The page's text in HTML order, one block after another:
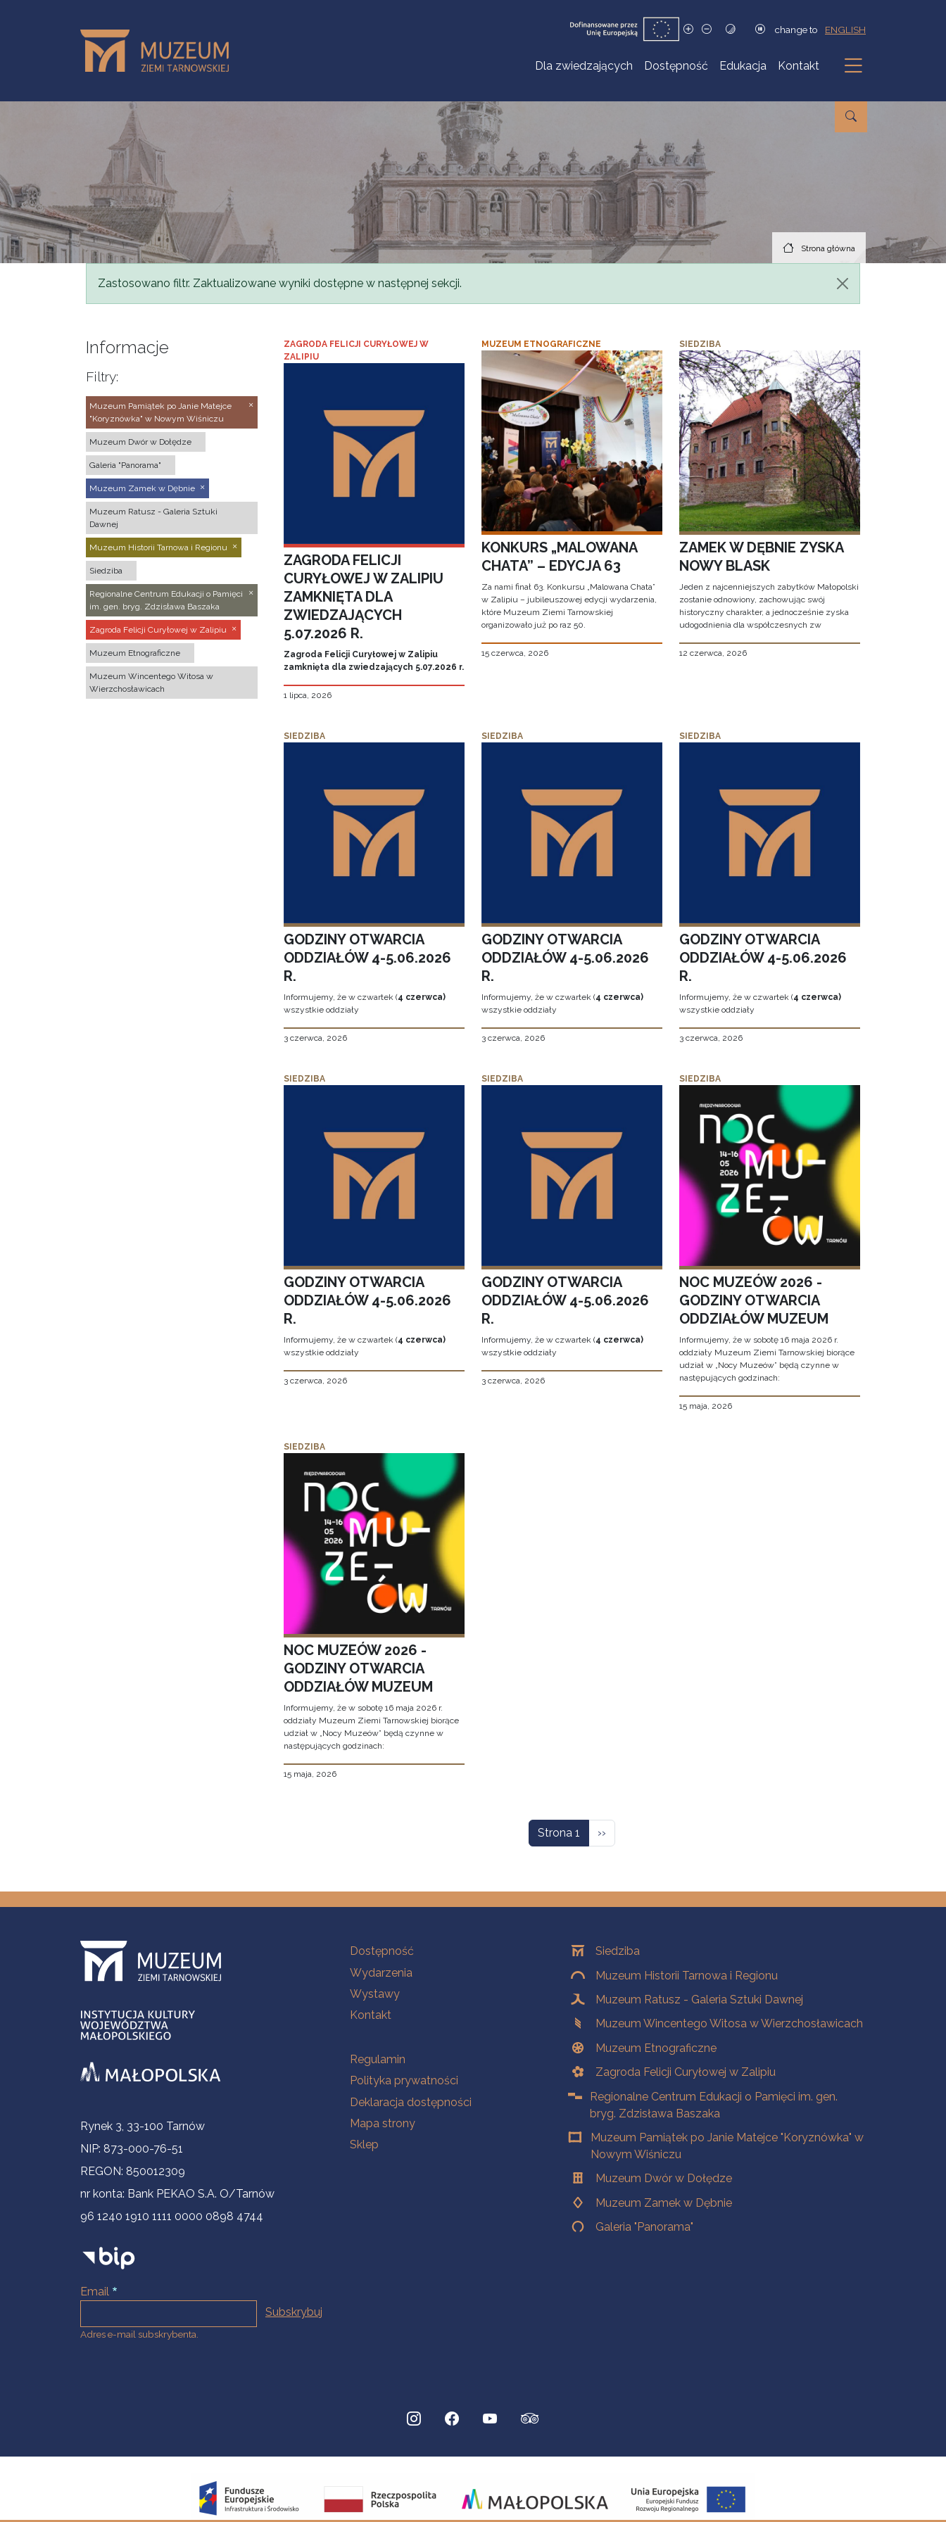
change to ENGLISH
Dla zwiedzających Dostępność Edukacja Kontakt
Podmenu
Strona główna
Komunikat
Zastosowano filtr. Zaktualizowane wyniki dostępne w następnej sekcji.
Informacje
Filtry:
Muzeum Pamiątek po Janie Matejce
"Koryznówka" w Nowym Wiśniczu
Muzeum Dwór w Dołędze
Galeria "Panorama"
Muzeum Zamek w Dębnie
Muzeum Ratusz - Galeria Sztuki
Dawnej
Muzeum Historii Tarnowa i Regionu
Siedziba
Regionalne Centrum Edukacji o Pamięci
im. gen. bryg. Zdzisława Baszaka
Zagroda Felicji Curyłowej w Zalipiu
Muzeum Etnograficzne
Muzeum Wincentego Witosa w
Wierzchosławicach
ZAGRODA FELICJI CURYŁOWEJ W
ZALIPIU
ZAGRODA FELICJI
CURYŁOWEJ W ZALIPIU
ZAMKNIĘTA DLA
ZWIEDZAJĄCYCH
5.07.2026 R.
Zagroda Felicji Curyłowej w Zalipiu
zamknięta dla zwiedzających 5.07.2026 r.
1 lipca, 2026
MUZEUM ETNOGRAFICZNE
KONKURS „MALOWANA
CHATA” – EDYCJA 63
Za nami finał 63. Konkursu „Malowana Chata”
w Zalipiu – jubileuszowej edycji wydarzenia,
które Muzeum Ziemi Tarnowskiej
organizowało już po raz 50.
15 czerwca, 2026
SIEDZIBA
ZAMEK W DĘBNIE ZYSKA
NOWY BLASK
Jeden z najcenniejszych zabytków Małopolski
zostanie odnowiony, zachowując swój
historyczny charakter, a jednocześnie zyska
udogodnienia dla współczesnych zw
12 czerwca, 2026
SIEDZIBA
GODZINY OTWARCIA
ODDZIAŁÓW 4-5.06.2026
R.
Informujemy, że w czwartek (4 czerwca)
wszystkie oddziały
3 czerwca, 2026
SIEDZIBA
GODZINY OTWARCIA
ODDZIAŁÓW 4-5.06.2026
R.
Informujemy, że w czwartek (4 czerwca)
wszystkie oddziały
3 czerwca, 2026
SIEDZIBA
GODZINY OTWARCIA
ODDZIAŁÓW 4-5.06.2026
R.
Informujemy, że w czwartek (4 czerwca)
wszystkie oddziały
3 czerwca, 2026
SIEDZIBA
GODZINY OTWARCIA
ODDZIAŁÓW 4-5.06.2026
R.
Informujemy, że w czwartek (4 czerwca)
wszystkie oddziały
3 czerwca, 2026
SIEDZIBA
GODZINY OTWARCIA
ODDZIAŁÓW 4-5.06.2026
R.
Informujemy, że w czwartek (4 czerwca)
wszystkie oddziały
3 czerwca, 2026
SIEDZIBA
NOC MUZEÓW 2026 -
GODZINY OTWARCIA
ODDZIAŁÓW MUZEUM
Informujemy, że w sobotę 16 maja 2026 r.
oddziały Muzeum Ziemi Tarnowskiej biorące
udział w „Nocy Muzeów” będą czynne w
następujących godzinach:
15 maja, 2026
SIEDZIBA
NOC MUZEÓW 2026 -
GODZINY OTWARCIA
ODDZIAŁÓW MUZEUM
Informujemy, że w sobotę 16 maja 2026 r.
oddziały Muzeum Ziemi Tarnowskiej biorące
udział w „Nocy Muzeów” będą czynne w
następujących godzinach:
15 maja, 2026
Strona 1 Następna strona
››
Informacje kontaktowe
Rynek 3, 33-100 Tarnów
NIP: 873-000-76-51
REGON: 850012309
nr konta: Bank PEKAO S.A. O/Tarnów
96 1240 1910 1111 0000 0898 4744
Email
Adres e-mail subskrybenta.
Na skróty
Dostępność
Wydarzenia
Wystawy
Kontakt
Na skróty
Regulamin
Polityka prywatności
Deklaracja dostępności
Mapa strony
Sklep
OddziałySiedziba
Muzeum Historii Tarnowa i Regionu
Muzeum Ratusz - Galeria Sztuki Dawnej
Muzeum Wincentego Witosa w Wierzchosławicach
Muzeum Etnograficzne
Zagroda Felicji Curyłowej w Zalipiu
Regionalne Centrum Edukacji o Pamięci im. gen.
bryg. Zdzisława Baszaka
Muzeum Pamiątek po Janie Matejce "Koryznówka" w
Nowym Wiśniczu
Muzeum Dwór w Dołędze
Muzeum Zamek w Dębnie
Galeria "Panorama"